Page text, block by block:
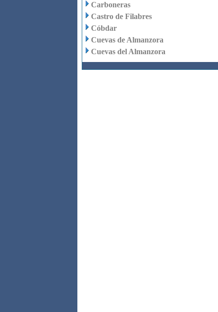
Carboneras
Castro de Filabres
Cóbdar
Cuevas de Almanzora
Cuevas del Almanzora